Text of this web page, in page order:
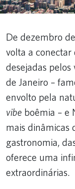
De dezembro
volta a conectar
desejadas
de Janeiro –
envolto pela
vibe boêmia – e
mais dinâmicas
gastronomia,
oferece uma
extraordinárias.